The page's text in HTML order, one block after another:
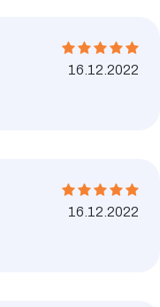
16.12.2022
16.12.2022